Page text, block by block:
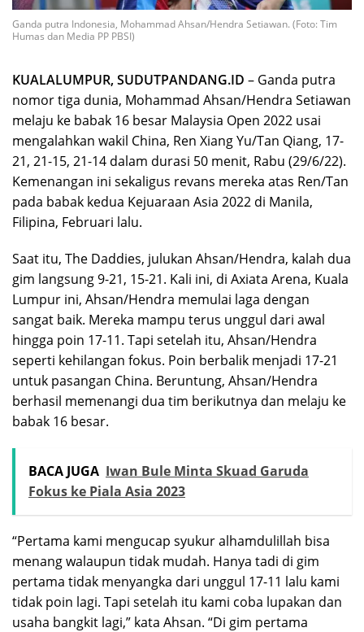
Ganda putra Indonesia, Mohammad Ahsan/Hendra Setiawan. (Foto: Tim
Humas dan Media PP PBSI)
KUALALUMPUR, SUDUTPANDANG.ID – Ganda putra
nomor tiga dunia, Mohammad Ahsan/Hendra Setiawan
melaju ke babak 16 besar Malaysia Open 2022 usai
mengalahkan wakil China, Ren Xiang Yu/Tan Qiang, 17-
21, 21-15, 21-14 dalam durasi 50 menit, Rabu (29/6/22).
Kemenangan ini sekaligus revans mereka atas Ren/Tan
pada babak kedua Kejuaraan Asia 2022 di Manila,
Filipina, Februari lalu.
Saat itu, The Daddies, julukan Ahsan/Hendra, kalah dua
gim langsung 9-21, 15-21. Kali ini, di Axiata Arena, Kuala
Lumpur ini, Ahsan/Hendra memulai laga dengan
sangat baik. Mereka mampu terus unggul dari awal
hingga poin 17-11. Tapi setelah itu, Ahsan/Hendra
seperti kehilangan fokus. Poin berbalik menjadi 17-21
untuk pasangan China. Beruntung, Ahsan/Hendra
berhasil memenangi dua tim berikutnya dan melaju ke
babak 16 besar.
BACA JUGA Iwan Bule Minta Skuad Garuda
Fokus ke Piala Asia 2023
“Pertama kami mengucap syukur alhamdulillah bisa
menang walaupun tidak mudah. Hanya tadi di gim
pertama tidak menyangka dari unggul 17-11 lalu kami
tidak poin lagi. Tapi setelah itu kami coba lupakan dan
usaha bangkit lagi,” kata Ahsan. “Di gim pertama